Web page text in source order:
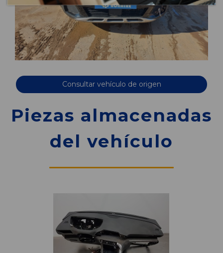
Consultar vehículo de origen
Piezas almacenadas
del vehículo